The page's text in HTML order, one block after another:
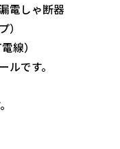
電しゃ断器
線）
です。